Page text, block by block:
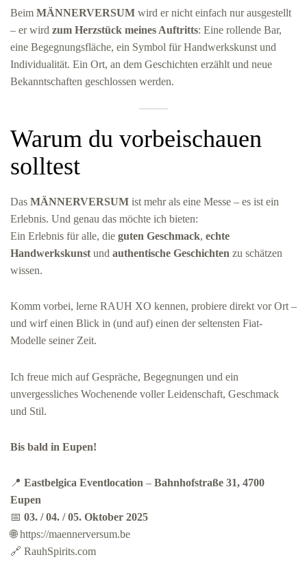
Beim MÄNNERVERSUM wird er nicht einfach nur ausgestellt
– er wird zum Herzstück meines Auftritts: Eine rollende Bar,
eine Begegnungsfläche, ein Symbol für Handwerkskunst und
Individualität. Ein Ort, an dem Geschichten erzählt und neue
Bekanntschaften geschlossen werden.
Warum du vorbeischauen
solltest
Das MÄNNERVERSUM ist mehr als eine Messe – es ist ein
Erlebnis. Und genau das möchte ich bieten:
Ein Erlebnis für alle, die guten Geschmack, echte
Handwerkskunst und authentische Geschichten zu schätzen
wissen.
Komm vorbei, lerne RAUH XO kennen, probiere direkt vor Ort –
und wirf einen Blick in (und auf) einen der seltensten Fiat-
Modelle seiner Zeit.
Ich freue mich auf Gespräche, Begegnungen und ein
unvergessliches Wochenende voller Leidenschaft, Geschmack
und Stil.
Bis bald in Eupen!
📍 Eastbelgica Eventlocation – Bahnhofstraße 31, 4700
Eupen
📅 03. / 04. / 05. Oktober 2025
🌐https://maennerversum.be
🔗 RauhSpirits.com